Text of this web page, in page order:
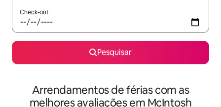
Check-out
Pesquisar
Arrendamentos de férias com as
melhores avaliações em McIntosh